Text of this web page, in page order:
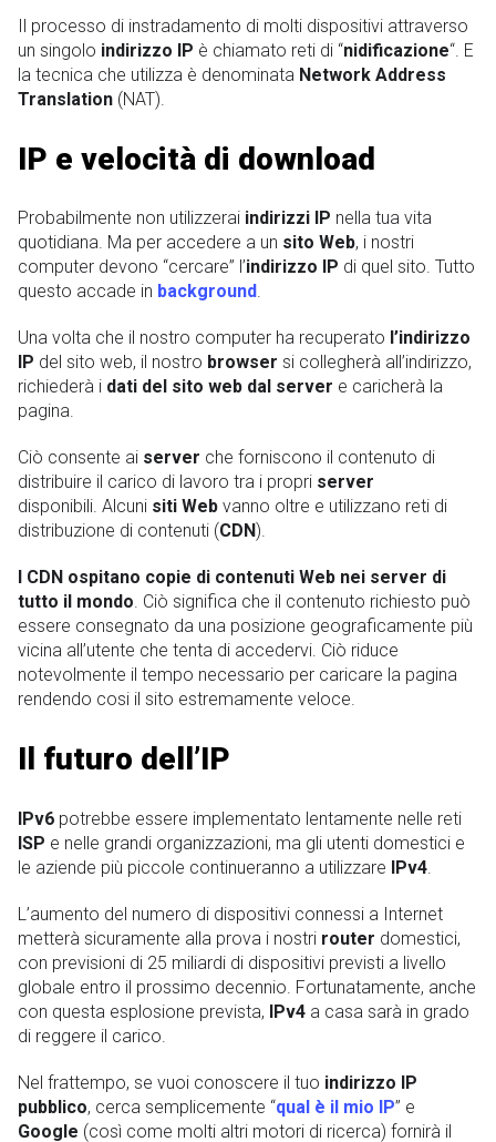
Il processo di instradamento di molti dispositivi attraverso
un singolo indirizzo IP è chiamato reti di “nidificazione“. E
la tecnica che utilizza è denominata Network Address
Translation (NAT).
IP e velocità di download
Probabilmente non utilizzerai indirizzi IP nella tua vita
quotidiana. Ma per accedere a un sito Web, i nostri
computer devono “cercare” l’indirizzo IP di quel sito. Tutto
questo accade in background.
Una volta che il nostro computer ha recuperato l’indirizzo
IP del sito web, il nostro browser si collegherà all’indirizzo,
richiederà i dati del sito web dal server e caricherà la
pagina.
Ciò consente ai server che forniscono il contenuto di
distribuire il carico di lavoro tra i propri server
disponibili. Alcuni siti Web vanno oltre e utilizzano reti di
distribuzione di contenuti (CDN).
I CDN ospitano copie di contenuti Web nei server di
tutto il mondo. Ciò significa che il contenuto richiesto può
essere consegnato da una posizione geograficamente più
vicina all’utente che tenta di accedervi. Ciò riduce
notevolmente il tempo necessario per caricare la pagina
rendendo cosi il sito estremamente veloce.
Il futuro dell’IP
IPv6 potrebbe essere implementato lentamente nelle reti
ISP e nelle grandi organizzazioni, ma gli utenti domestici e
le aziende più piccole continueranno a utilizzare IPv4
L’aumento del numero di dispositivi connessi a Internet
metterà sicuramente alla prova i nostri router domestici,
con previsioni di 25 miliardi di dispositivi previsti a livello
globale entro il prossimo decennio. Fortunatamente, anche
con questa esplosione prevista, IPv4 a casa sarà in grado
di reggere il carico.
Nel frattempo, se vuoi conoscere il tuo indirizzo IP
pubblico, cerca semplicemente “qual è il mio IP” e
Google (così come molti altri motori di ricerca) fornirà il